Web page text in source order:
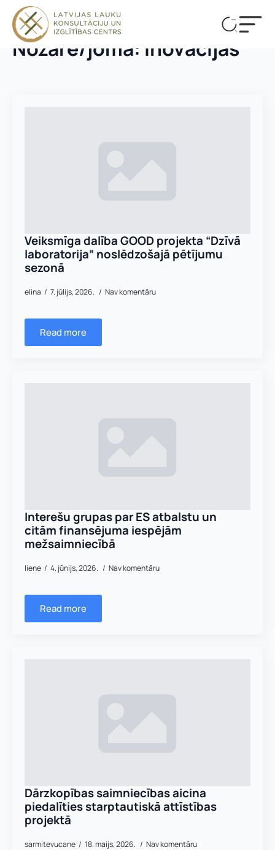
Nozare/joma: Inovācijas
Veiksmīga dalība GOOD projekta “Dzīvā
laboratorija” noslēdzošajā pētījumu
sezonā
elina 7. jūlijs, 2026. Nav komentāru
Read more
Interešu grupas par ES atbalstu un
citām finansējuma iespējām
mežsaimniecībā
liene 4. jūnijs, 2026. Nav komentāru
Read more
Dārzkopības saimniecības aicina
piedalīties starptautiskā attīstības
projektā
sarmitevucane 18. maijs, 2026. Nav komentāru